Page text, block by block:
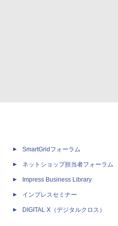
SmartGridフォーラム
ネットショップ担当者フォーラム
Impress Business Library
インプレスセミナー
DIGITAL X（デジタルクロス）